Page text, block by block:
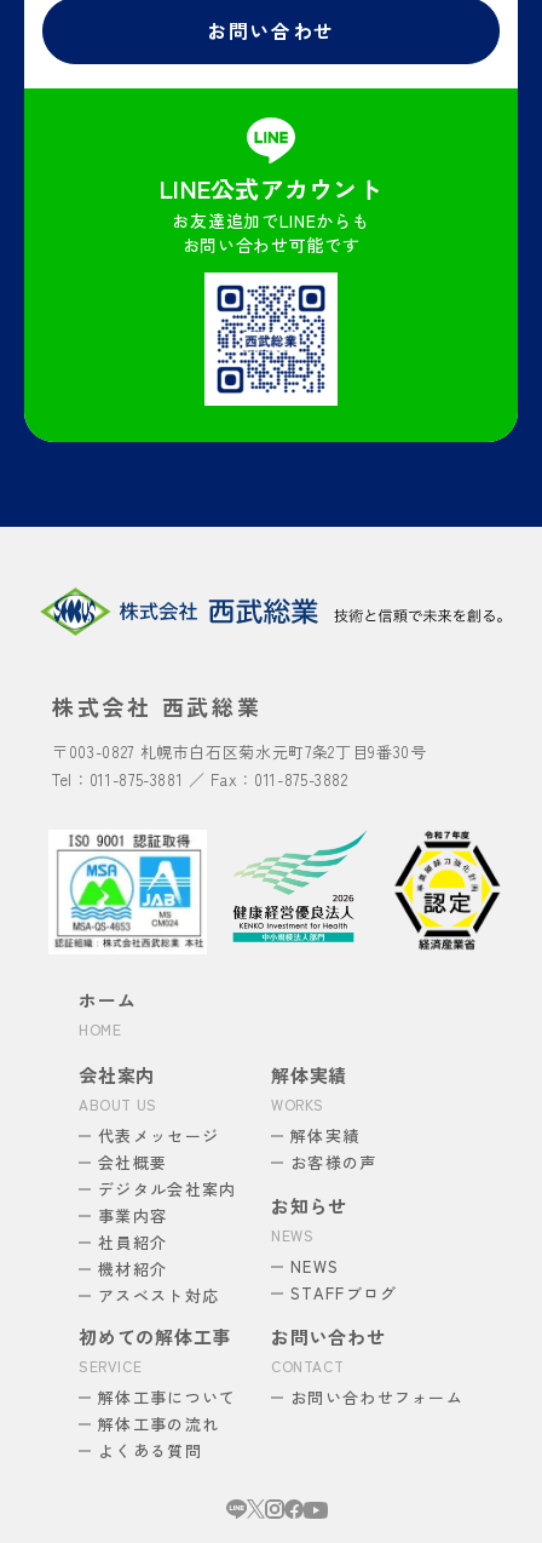
お問い合わせ
LINE公式アカウント
お友達追加でLINEからも
お問い合わせ可能です
株式会社 西武総業
〒003-0827 札幌市白石区菊水元町7条2丁目9番30号
Tel： 011-875-3881 ／ Fax：011-875-3882
ホーム
HOME
会社案内
ABOUT US
代表メッセージ
会社概要
デジタル会社案内
事業内容
社員紹介
機材紹介
アスベスト対応
初めての解体工事
SERVICE
解体工事について
解体工事の流れ
よくある質問
解体実績
WORKS
解体実績
お客様の声
お知らせ
NEWS
NEWS
STAFFブログ
お問い合わせ
CONTACT
お問い合わせフォーム